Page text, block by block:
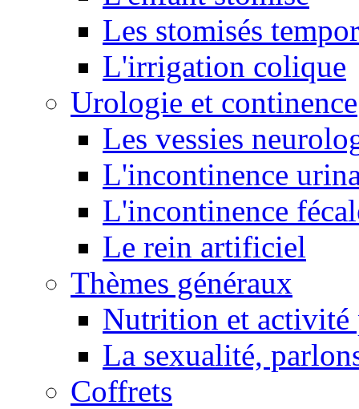
Les stomisés
L'irrigation colique
Urologie et continence
Les vessies
L'incontinence
L'incontinence
Le rein artificiel
Thèmes généraux
Nutrition et activité
La sexualité,
Coffrets